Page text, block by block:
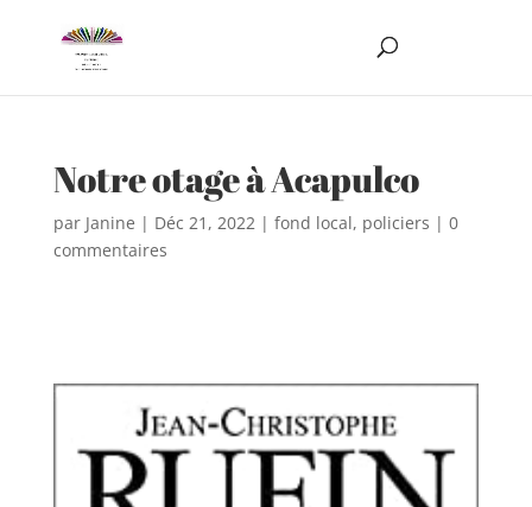
Notre otage à Acapulco
par Janine | Déc 21, 2022| fond local, policiers | 0
commentaires